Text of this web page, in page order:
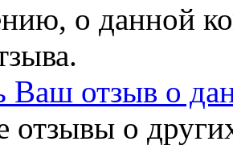
о данной
Ваш отзыв о
отзывы о